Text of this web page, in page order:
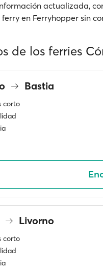
actualizada,
en Ferryhopper sin
de los ferries
Bastia
corto
Livorno
corto